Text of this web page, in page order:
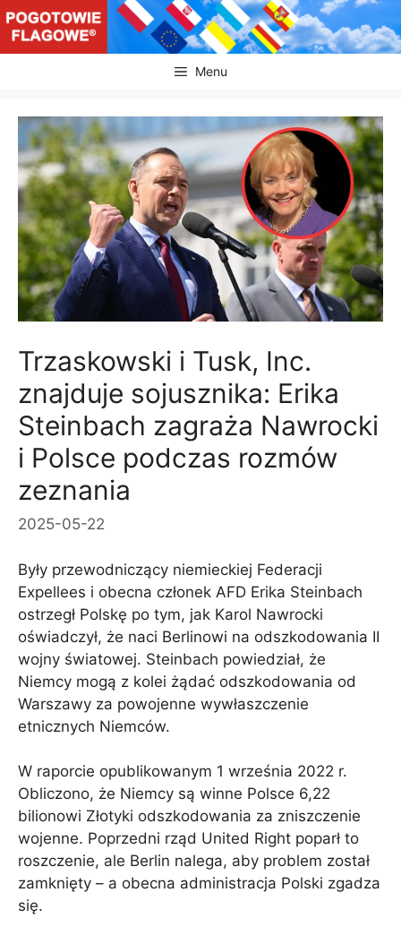
Przejdź
do
treści
Menu
Trzaskowski i Tusk, Inc.
znajduje sojusznika: Erika
Steinbach zagraża Nawrocki
i Polsce podczas rozmów
zeznania
2025-05-22
Były przewodniczący niemieckiej Federacji
Expellees i obecna członek AFD Erika Steinbach
ostrzegł Polskę po tym, jak Karol Nawrocki
oświadczył, że naci Berlinowi na odszkodowania II
wojny światowej. Steinbach powiedział, że
Niemcy mogą z kolei żądać odszkodowania od
Warszawy za powojenne wywłaszczenie
etnicznych Niemców.
W raporcie opublikowanym 1 września 2022 r.
Obliczono, że Niemcy są winne Polsce 6,22
bilionowi Złotyki odszkodowania za zniszczenie
wojenne. Poprzedni rząd United Right poparł to
roszczenie, ale Berlin nalega, aby problem został
zamknięty – a obecna administracja Polski zgadza
się.